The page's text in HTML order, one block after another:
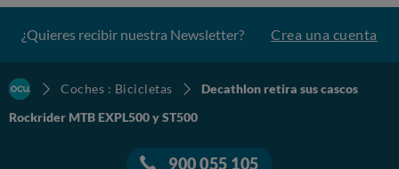
¿Quieres recibir nuestra Newsletter? Crea una cuenta
Coches : Bicicletas
Decathlon retira sus cascos
Rockrider MTB EXPL500 y ST500
900 055 105